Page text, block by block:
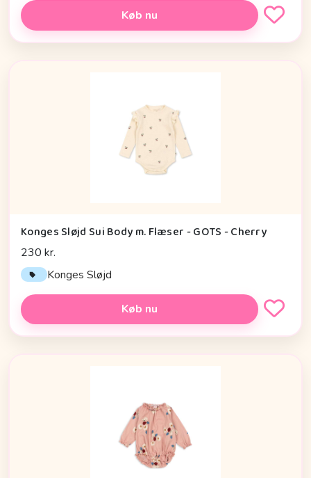
Køb nu
Konges Sløjd Sui Body m. Flæser - GOTS - Cherry
230 kr.
Konges Sløjd
Køb nu